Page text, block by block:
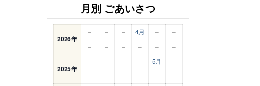
月別 ごあいさつ
2026年
– – – 4月 –
–
–
– – – – –
2025年
– – – – 5月
–
–
– – – – –